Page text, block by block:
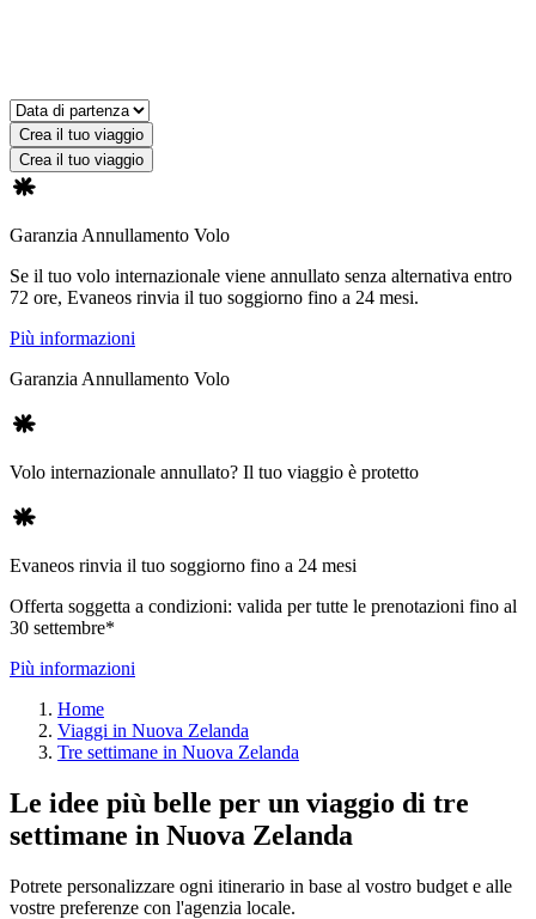
Crea il tuo viaggio
Crea il tuo viaggio
Garanzia Annullamento Volo
Se il tuo volo internazionale viene annullato senza alternativa entro
72 ore, Evaneos rinvia il tuo soggiorno fino a 24 mesi.
Più informazioni
Garanzia Annullamento Volo
Volo internazionale annullato? Il tuo viaggio è protetto
Evaneos rinvia il tuo soggiorno fino a 24 mesi
Offerta soggetta a condizioni: valida per tutte le prenotazioni fino al
30 settembre*
Più informazioni
Home
Viaggi in Nuova Zelanda
Tre settimane in Nuova Zelanda
Le idee più belle per un viaggio di tre
settimane in Nuova Zelanda
Potrete personalizzare ogni itinerario in base al vostro budget e alle
vostre preferenze con l'agenzia locale.